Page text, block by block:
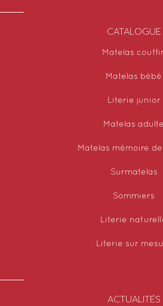
CATALOGUE
Matelas
Matelas bébé
Literie junior
Matelas adulte
Matelas mémoire
Surmatelas
Sommiers
Literie
Literie sur
ACTUALITÉS